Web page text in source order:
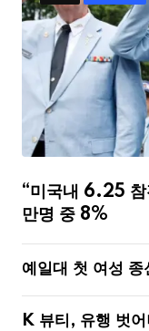
“미국내 6.25
만명 중 8%
예일대 첫 여성
K 뷰티, 유행 벗